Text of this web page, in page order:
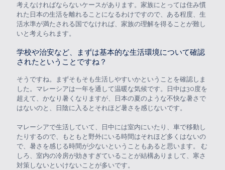
考えなければならないケースがあります。家族にとっては住み慣
れた日本の生活を離れることになるわけですので、ある程度、生
活水準が満たされる国でなければ、家族の理解を得ることが難し
いと考えられます。
学校や治安など、まずは基本的な生活環境について確認
されたということですね？
そうですね。まずそもそも生活しやすいかということを確認しま
した。マレーシアは一年を通して温暖な気候です。日中は30度を
超えて、かなり暑くなりますが、日本の夏のような不快な暑さで
はないのと、日陰に入るとそれほど暑さを感じないです。
マレーシアで生活していて、日中には室内にいたり、車で移動し
たりするので、もともと野外にいる時間はそれほど多くはないの
で、暑さを感じる時間が少ないということもあると思います。 む
しろ、室内の冷房が効きすぎていることが結構ありまして、寒さ
対策しないといけないことが多いです。